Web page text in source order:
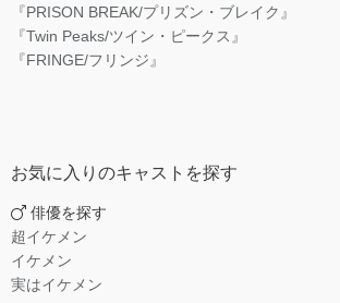
『PRISON BREAK/プリズン・ブレイク』
『Twin Peaks/ツイン・ピークス』
『FRINGE/フリンジ』
お気に入りのキャストを探す
俳優を探す
超イケメン
イケメン
実はイケメン